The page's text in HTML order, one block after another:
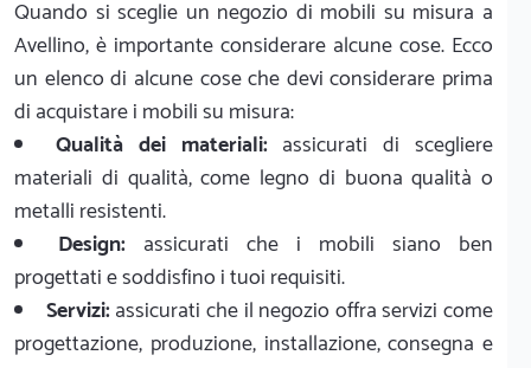
Quando si sceglie un negozio di mobili su misura a
Avellino, è importante considerare alcune cose. Ecco
un elenco di alcune cose che devi considerare prima
di acquistare i mobili su misura:
Qualità dei materiali:assicurati di scegliere
materiali di qualità, come legno di buona qualità o
metalli resistenti.
Design: assicurati che i mobili siano ben
progettati e soddisfino i tuoi requisiti.
Servizi:assicurati che il negozio offra servizi come
progettazione, produzione, installazione, consegna e